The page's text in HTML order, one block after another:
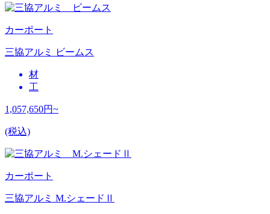
カーポート
三協アルミ ビームス
材
工
1,057,650円~
(税込)
カーポート
三協アルミ M.シェードⅡ